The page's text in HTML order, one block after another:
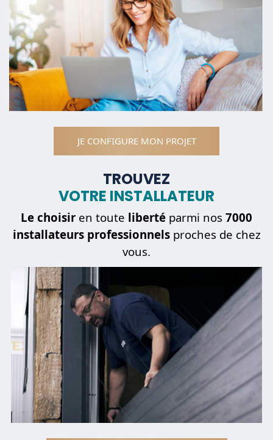
JE CONFIGURE MON PROJET
TROUVEZ
VOTRE INSTALLATEUR
Le choisir en toute liberté parmi nos 7000
installateurs professionnelsproches de chez
vous.